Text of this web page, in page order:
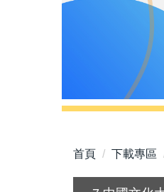
首頁 下載專區